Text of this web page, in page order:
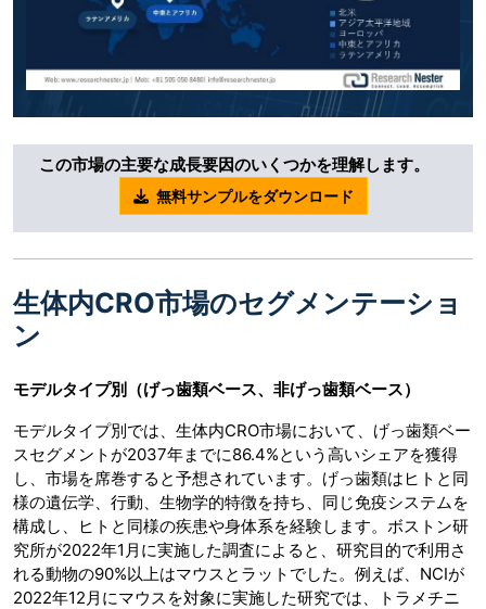
この市場の主要な成長要因のいくつかを理解します。
無料サンプルをダウンロード
生体内CRO市場のセグメンテーショ
ン
モデルタイプ別（げっ歯類ベース、非げっ歯類ベース）
モデルタイプ別では、生体内CRO市場において、げっ歯類ベー
スセグメントが2037年までに86.4%という高いシェアを獲得
し、市場を席巻すると予想されています。げっ歯類はヒトと同
様の遺伝学、行動、生物学的特徴を持ち、同じ免疫システムを
構成し、ヒトと同様の疾患や身体系を経験します。ボストン研
究所が2022年1月に実施した調査によると、研究目的で利用さ
れる動物の90%以上はマウスとラットでした。例えば、NCIが
2022年12月にマウスを対象に実施した研究では、トラメチニ